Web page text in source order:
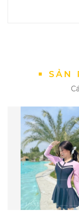
• Đối với các
• Những bộ
mái và năng
dáng hình thon
Bảo quản đồ bơi
bikini, bạn cần
không, chúng sẽ
Một số phương
Không
giặt tùy
SẢN